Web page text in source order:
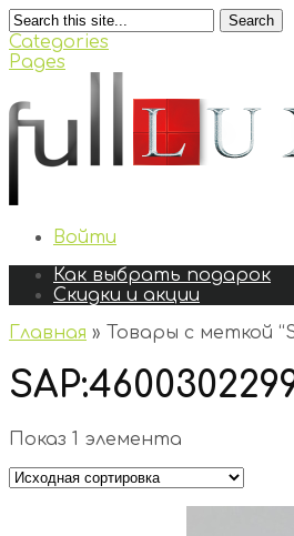
Search
Categories
Pages
Войти
Как выбрать подарок
Скидки и акции
Главная » Товары с меткой
Показ 1 элемента